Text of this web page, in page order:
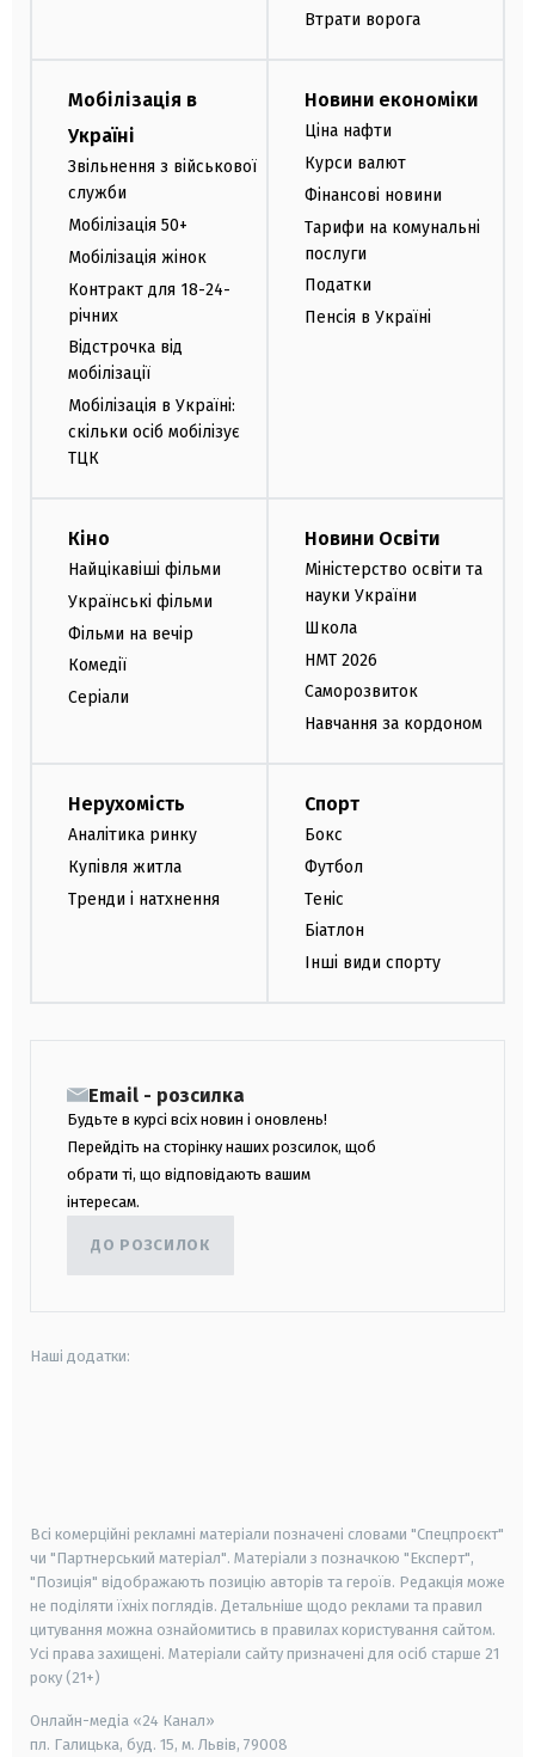
Втрати ворога
Мобілізація в
Україні
Звільнення з військової
служби
Мобілізація 50+
Мобілізація жінок
Контракт для 18-24-
річних
Відстрочка від
мобілізації
Мобілізація в Україні:
скільки осіб мобілізує
ТЦК
Новини економіки
Ціна нафти
Курси валют
Фінансові новини
Тарифи на комунальні
послуги
Податки
Пенсія в Україні
Кіно
Найцікавіші фільми
Українські фільми
Фільми на вечір
Комедії
Серіали
Новини Освіти
Міністерство освіти та
науки України
Школа
НМТ 2026
Саморозвиток
Навчання за кордоном
Нерухомість
Аналітика ринку
Купівля житла
Тренди і натхнення
Спорт
Бокс
Футбол
Теніс
Біатлон
Інші види спорту
Email - розсилка
Будьте в курсі всіх новин і оновлень!
Перейдіть на сторінку наших розсилок, щоб
обрати ті, що відповідають вашим
інтересам.
ДО РОЗСИЛОК
Наші додатки:
Всі комерційні рекламні матеріали позначені словами "Спецпроєкт"
чи "Партнерський матеріал". Матеріали з позначкою "Експерт",
"Позиція" відображають позицію авторів та героїв. Редакція може
не поділяти їхніх поглядів. Детальніше щодо реклами та правил
цитування можна ознайомитись в правилах користування сайтом.
Усі права захищені. Матеріали сайту призначені для осіб старше 21
року (21+)
Онлайн-медіа «24 Канал»
пл. Галицька, буд. 15, м. Львів, 79008